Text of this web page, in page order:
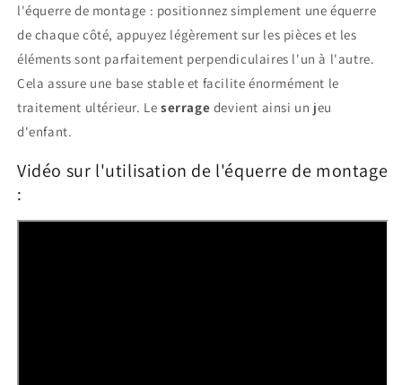
l'équerre de montage : positionnez simplement une équerre
de chaque côté, appuyez légèrement sur les pièces et les
éléments sont parfaitement perpendiculaires l'un à l'autre.
Cela assure une base stable et facilite énormément le
traitement ultérieur. Leserrage devient ainsi un jeu
d'enfant.
Vidéo sur l'utilisation de l'équerre de montage
: